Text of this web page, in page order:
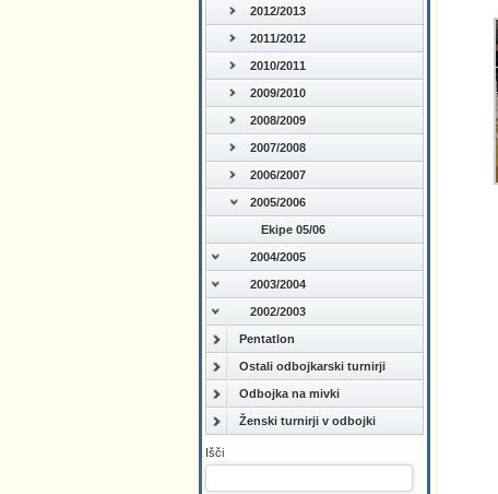
2012/2013
2011/2012
2010/2011
2009/2010
2008/2009
2007/2008
2006/2007
2005/2006
Ekipe 05/06
2004/2005
2003/2004
2002/2003
Pentatlon
Ostali odbojkarski turnirji
Odbojka na mivki
Ženski turnirji v odbojki
Išči